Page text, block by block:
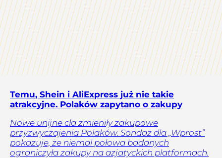
Temu, Shein i AliExpress już nie takie
atrakcyjne. Polaków zapytano o zakupy
Nowe unijne cła zmieniły zakupowe
przyzwyczajenia Polaków. Sondaż dla „Wprost”
pokazuje, że niemal połowa badanych
ograniczyła zakupy na azjatyckich platformach.